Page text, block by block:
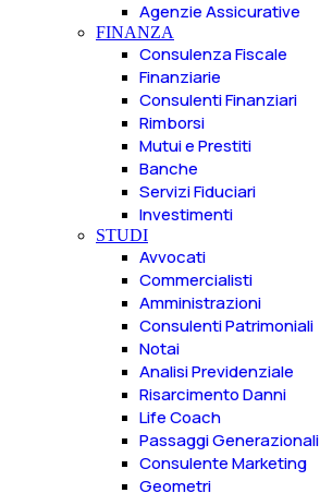
Agenzie Assicurative
FINANZA
Consulenza Fiscale
Finanziarie
Consulenti Finanziari
Rimborsi
Mutui e Prestiti
Banche
Servizi Fiduciari
Investimenti
STUDI
Avvocati
Commercialisti
Amministrazioni
Consulenti Patrimoniali
Notai
Analisi Previdenziale
Risarcimento Danni
Life Coach
Passaggi Generazionali
Consulente Marketing
Geometri